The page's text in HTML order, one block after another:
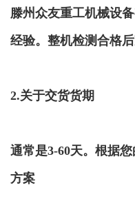
滕州众友重工机械设
经验。整机检测合格
2.关于交货货期
通常是3-60天。根据
方案